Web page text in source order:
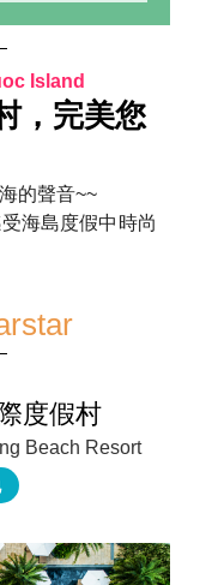
Island
，完美您
的聲音~~
海島度假中時尚
star
度假村
Beach Resort